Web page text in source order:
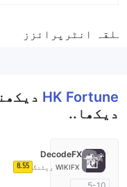
کمپنی کا مکمل نام
انٹرپرائزز
HK Fortune
دیکھا..
DecodeFX
WIKIFX ریٹنگ 8.55